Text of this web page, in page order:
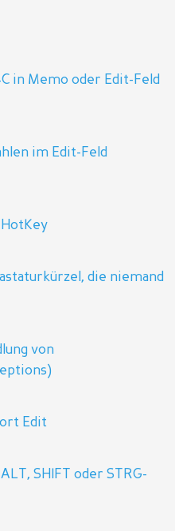
in Memo oder Edit-Feld
im Edit-Feld
die niemand
von
Edit
SHIFT oder STRG-